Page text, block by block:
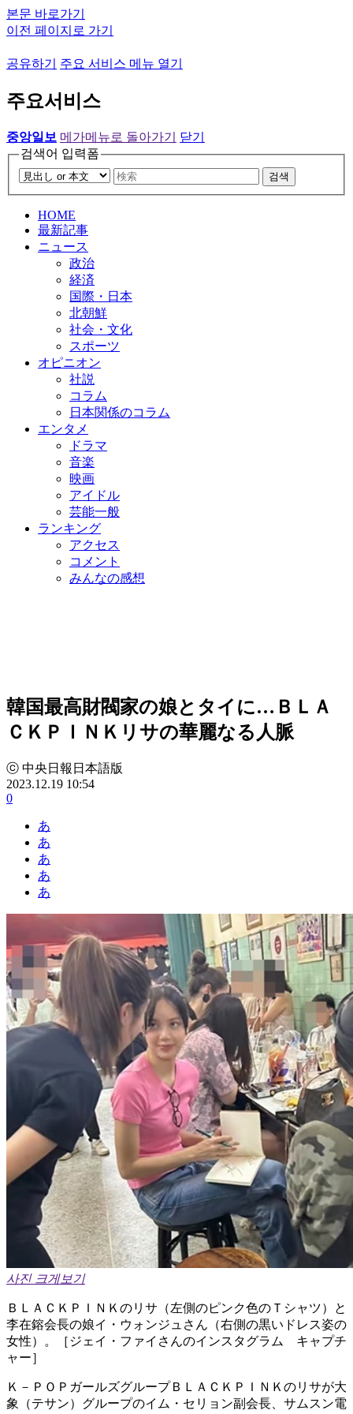
본문 바로가기
이전 페이지로 가기
공유하기 주요 서비스 메뉴 열기
주요서비스
중앙일보 메가메뉴로 돌아가기
닫기
검색어 입력폼
검색
HOME
最新記事
ニュース
政治
経済
国際・日本
北朝鮮
社会・文化
スポーツ
オピニオン
社説
コラム
日本関係のコラム
エンタメ
ドラマ
音楽
映画
アイドル
芸能一般
ランキング
アクセス
コメント
みんなの感想
韓国最高財閥家の娘とタイに…ＢＬＡ
ＣＫＰＩＮＫリサの華麗なる人脈
ⓒ 中央日報日本語版
2023.12.19 10:54
0
あ
あ
あ
あ
あ
사진 크게보기
ＢＬＡＣＫＰＩＮＫのリサ（左側のピンク色のＴシャツ）と
李在鎔会長の娘イ・ウォンジュさん（右側の黒いドレス姿の
女性）。［ジェイ・ファイさんのインスタグラム キャプチ
ャー］
Ｋ－ＰＯＰガールズグループＢＬＡＣＫＰＩＮＫのリサが大
象（テサン）グループのイム・セリョン副会長、サムスン電